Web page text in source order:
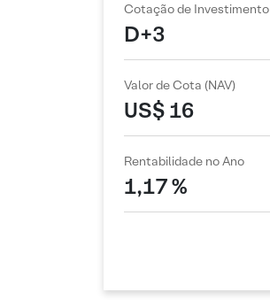
Cotação de Investimento
D+3
Valor de Cota (NAV)
US$ 16
Rentabilidade no Ano
1,17 %